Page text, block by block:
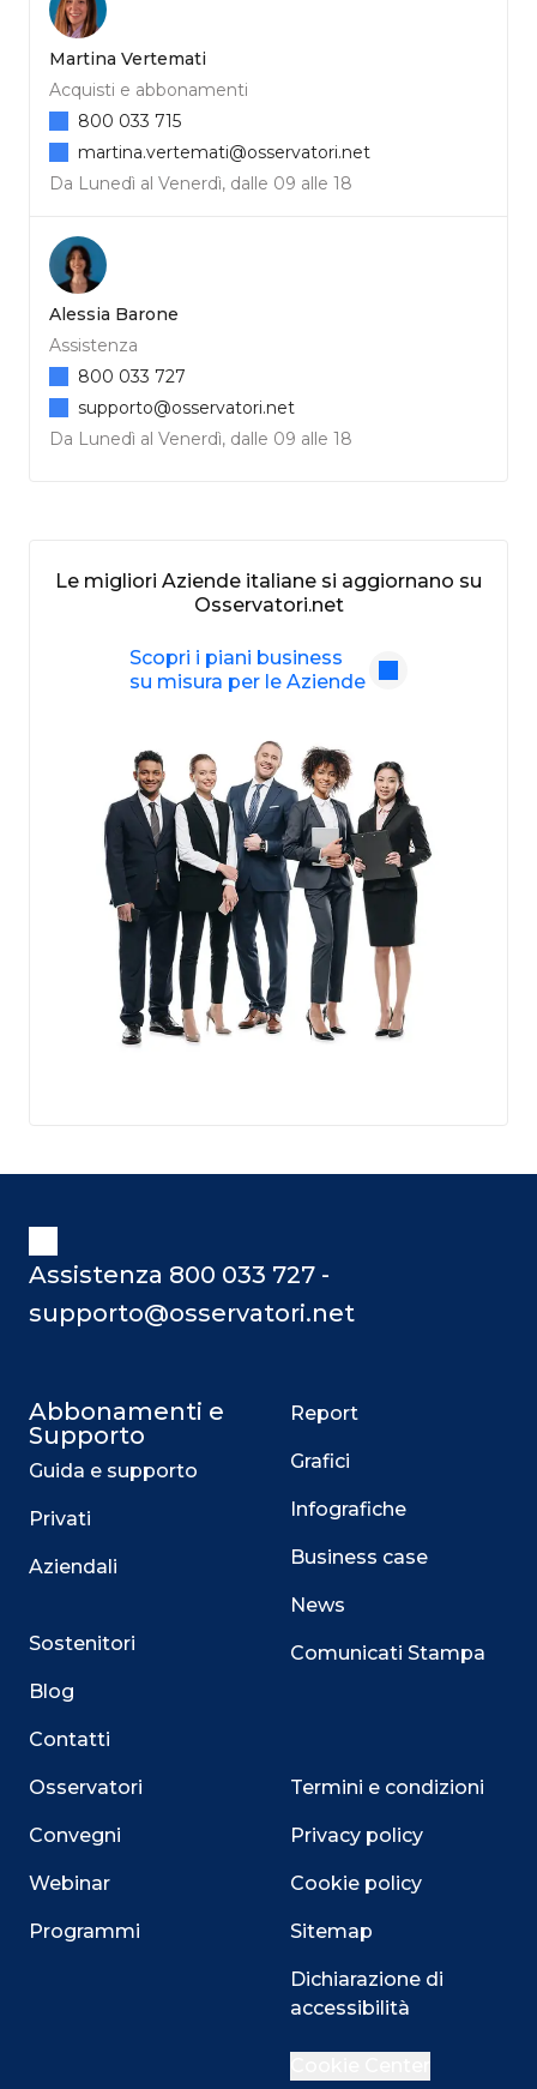
Martina Vertemati
Acquisti e abbonamenti
Da Lunedì al Venerdì, dalle 09 alle 18
800 033 715
martina.vertemati@osservatori.net
Alessia Barone
Assistenza
Da Lunedì al Venerdì, dalle 09 alle 18
800 033 727
supporto@osservatori.net
Le migliori Aziende italiane si aggiornano su
Osservatori.net
Scopri i piani business
su misura per le Aziende
Assistenza 800 033 727 -
supporto@osservatori.net
Abbonamenti e
Supporto
Guida e supporto
Privati
Aziendali
Sostenitori
Blog
Contatti
Osservatori
Convegni
Webinar
Programmi
Report
Grafici
Infografiche
Business case
News
Comunicati Stampa
Termini e condizioni
Privacy policy
Cookie policy
Sitemap
Dichiarazione di
accessibilità